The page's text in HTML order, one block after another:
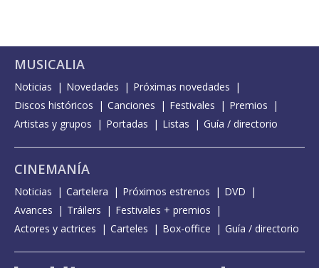
MUSICALIA
Noticias Novedades
Próximas novedades
Discos históricos
Canciones Festivales
Premios
Artistas y grupos
Portadas Listas Guía / directorio
CINEMANÍA
Noticias Cartelera Próximos estrenos
DVD
Avances
Tráilers
Festivales + premios
Actores y actrices
Carteles Box-office Guía / directorio